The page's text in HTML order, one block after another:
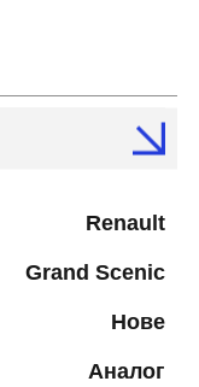
Renault
Grand Scenic
Нове
Аналог